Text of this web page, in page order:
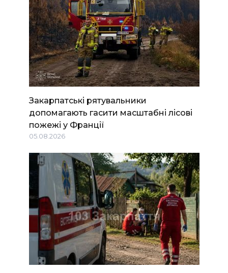
Закарпатські рятувальники
допомагають гасити масштабні лісові
пожежі у Франції
05.08.2026